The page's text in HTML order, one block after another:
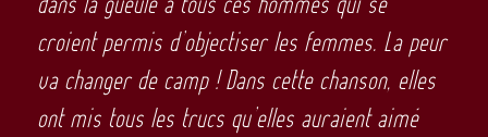
croient permis d’objectiser les femmes. La peur
va changer de camp ! Dans cette chanson, elles
ont mis tous les trucs qu’elles auraient aimé